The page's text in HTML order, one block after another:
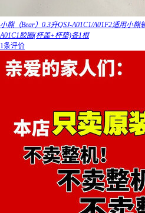
小熊（Bear）0.3升QSJ-A01C1/A01F2适用小
A01C1胶圈(杯盖+杯垫)各1根
1条评价